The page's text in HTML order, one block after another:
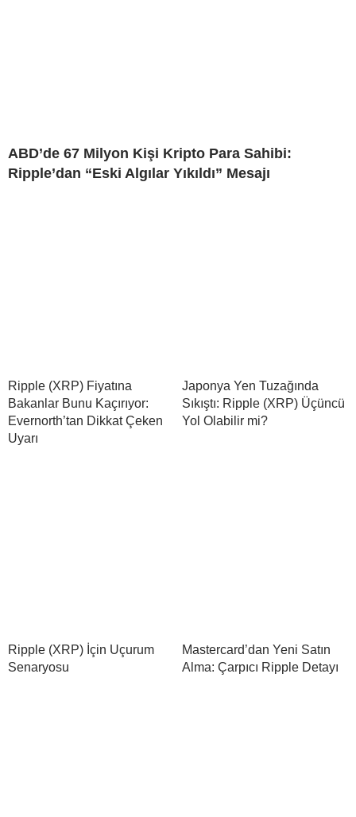
ABD’de 67 Milyon Kişi Kripto Para Sahibi:
Ripple’dan “Eski Algılar Yıkıldı” Mesajı
Ripple (XRP) Fiyatına
Bakanlar Bunu Kaçırıyor:
Evernorth’tan Dikkat Çeken
Uyarı
Japonya Yen Tuzağında
Sıkıştı: Ripple (XRP) Üçüncü
Yol Olabilir mi?
Ripple (XRP) İçin Uçurum
Senaryosu
Mastercard’dan Yeni Satın
Alma: Çarpıcı Ripple Detayı